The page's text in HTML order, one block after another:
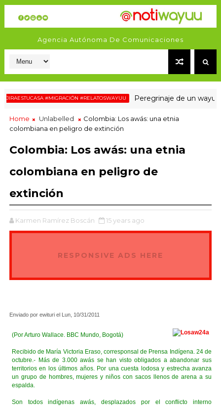
Agencia Autónoma De Comunicaciones
#MIGRACIÓN #RELATOSWAYUU Peregrinaje de un wayuu
Home Unlabelled
Colombia: Los awás: una etnia
colombiana en peligro de extinción
Colombia: Los awás: una etnia
colombiana en peligro de
extinción
Karmen Ramírez Boscán 15 years ago
RESPONSIVE ADS HERE
Enviado por ewituri el Lun, 10/31/2011
(Por Arturo Wallace. BBC Mundo, Bogotá)
Recibido de María Victoria Eraso, corresponsal de Prensa Indígena. 24 de
octubre.- Más de 3.000 awás se han visto obligados a abandonar sus
territorios en los últimos años. Por una cuesta lodosa y estrecha avanza
un grupo de hombres, mujeres y niños con sacos llenos de arena a su
espalda.
Son todos indígenas awás, desplazados por el conflicto interno